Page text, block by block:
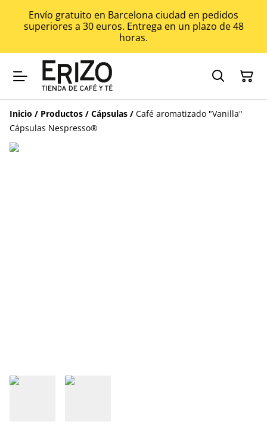
Envío gratuito en Barcelona ciudad en pedidos
superiores a 30 euros. Entrega en un plazo de 48
horas.
Inicio / Productos / Cápsulas / Café aromatizado "Vanilla"
Cápsulas Nespresso®